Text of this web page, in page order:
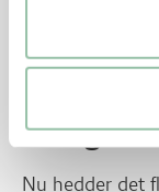
Opskriften er
Nu hedder det